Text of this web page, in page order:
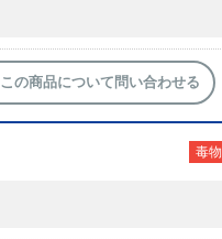
この商品について問い合わせる
毒物